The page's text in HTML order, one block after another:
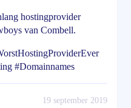
hostingprovider
van Combell.
#Domainnames
19 september 2019